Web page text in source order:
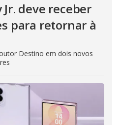
deve receber
para retornar à
Destino em dois novos